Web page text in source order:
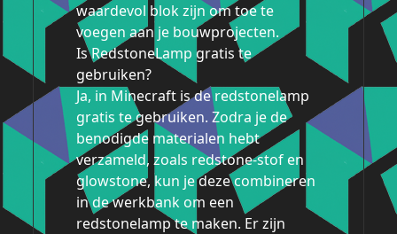
waardevol blok zijn om toe te
voegen aan je bouwprojecten.
Is RedstoneLamp gratis te
gebruiken?
Ja, in Minecraft is de redstonelamp
gratis te gebruiken. Zodra je de
benodigde materialen hebt
verzameld, zoals redstone-stof en
glowstone, kun je deze combineren
in de werkbank om een
redstonelamp te maken. Er zijn